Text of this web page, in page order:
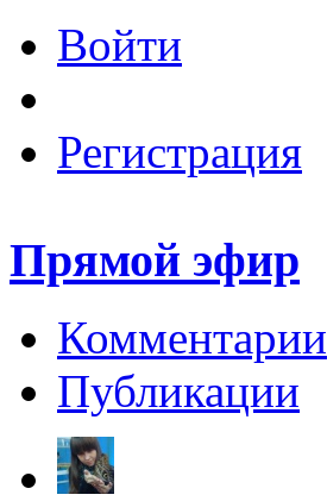
Войти
Регистрация
Прямой эфир
Комментарии
Публикации